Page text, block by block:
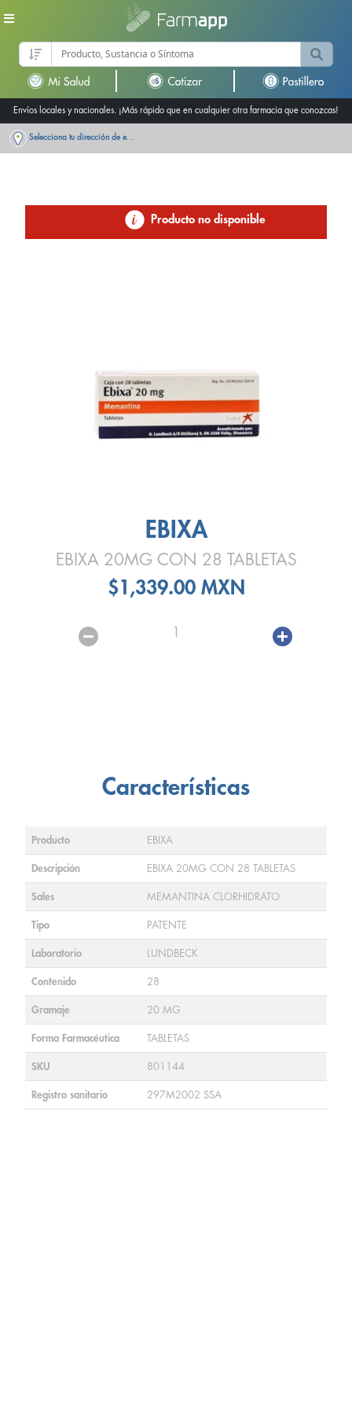
Envíos locales y nacionales. ¡Más rápido que en cualquier otra farmacia que conozcas!
Selecciona tu dirección de entrega
Producto no disponible
EBIXA
EBIXA 20MG CON 28 TABLETAS
$1,339.00 MXN
1
Características
Producto EBIXA
Descripción EBIXA 20MG CON 28 TABLETAS
Sales MEMANTINA CLORHIDRATO
Tipo PATENTE
Laboratorio LUNDBECK
Contenido 28
Gramaje 20 MG
Forma Farmacéutica TABLETAS
SKU 801144
Registro sanitario 297M2002 SSA